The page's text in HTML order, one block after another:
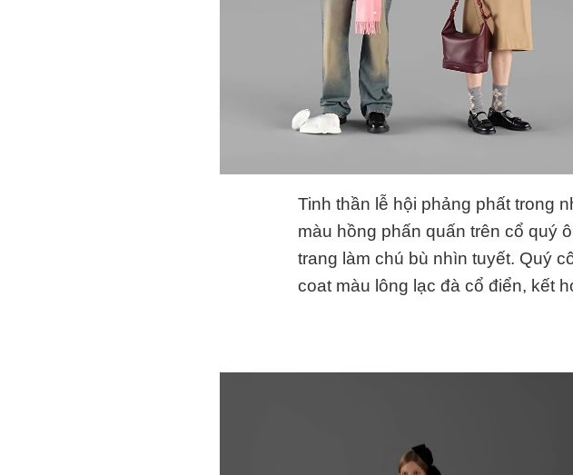
Tinh thần lễ hội phảng phất trong
màu hồng phấn quấn trên cổ quý
trang làm chú bù nhìn tuyết. Quý
coat màu lông lạc đà cổ điển, kết